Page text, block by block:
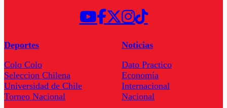
Deportes
Colo Colo
Seleccion Chilena
Universidad de Chile
Torneo Nacional
Noticias
Dato Practico
Economía
Internacional
Nacional